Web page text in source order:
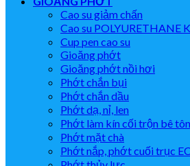
Cao su giảm chấn
Cao su POLYURETHANE
Cup pen cao su
Gioăng phớt
Gioăng phớt nồi hơi
Phớt chắn bụi
Phớt chắn dầu
Phớt dạ, nỉ, len
Phớt làm kín cối trộn bê
Phớt mặt chà
Phớt nắp, phớt cuối trục